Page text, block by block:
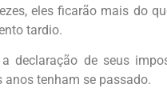
eles ficarão mais do
tardio.
declaração de seus
tenham se passado.